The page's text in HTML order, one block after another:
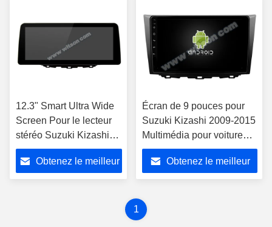
12.3" Smart Ultra Wide
Screen Pour le lecteur
stéréo Suzuki Kizashi
2009-2015
Obtenez le meilleur
Écran de 9 pouces pour
Suzuki Kizashi 2009-2015
Multimédia pour voiture
Stéréo GPS CarPlay
Obtenez le meilleur
1